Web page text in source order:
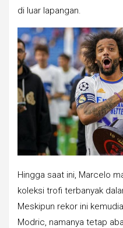
di luar lapangan.
Hingga saat ini, Marcelo
koleksi trofi terbanyak
Meskipun rekor ini
Modric, namanya tetap